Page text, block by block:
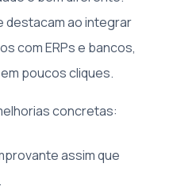
destacam ao integrar
com ERPs e bancos,
poucos cliques.
concretas:
assim que